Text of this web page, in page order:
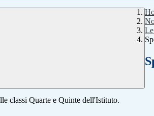
classi Quarte e Quinte dell'Istituto.